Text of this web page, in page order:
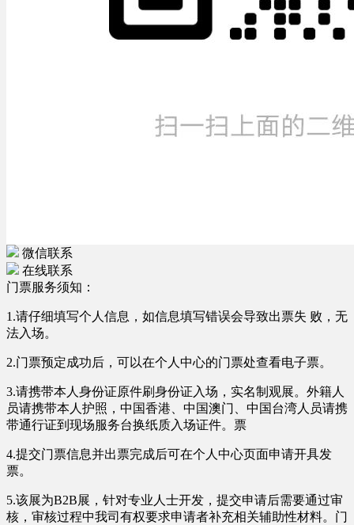
微信联系
在线联系
门票服务须知：
1.请仔细填写个人信息，如信息填写错误会导致出票失 败，无
法入场。
2.门票预定成功后，可以在个人中心的门票处查看电子票。
3.请携带本人身份证原件刷身份证入场，实名制观展。外籍人
员请携带本人护照，中国香港、中国澳门、中国台湾人员请携
带通行证到现场服务台换纸质入场证件。票
4.提交门票信息并出票完成后可在个人中心页面申请开具发
票。
5.该展为B2B展，针对专业人士开发，提交申请后需要通过审
核，审核过程中我司有权要求申请者补充相关辅助性材料。门